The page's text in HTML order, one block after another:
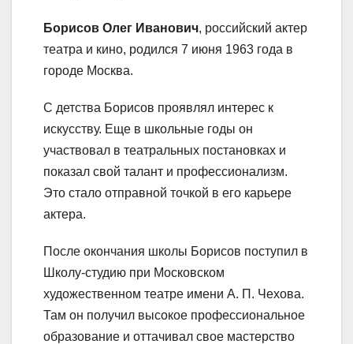
Борисов Олег Иванович, российский актер
театра и кино, родился 7 июня 1963 года в
городе Москва.
С детства Борисов проявлял интерес к
искусству. Еще в школьные годы он
участвовал в театральных постановках и
показал свой талант и профессионализм.
Это стало отправной точкой в его карьере
актера.
После окончания школы Борисов поступил в
Школу-студию при Московском
художественном театре имени А. П. Чехова.
Там он получил высокое профессиональное
образование и оттачивал свое мастерство